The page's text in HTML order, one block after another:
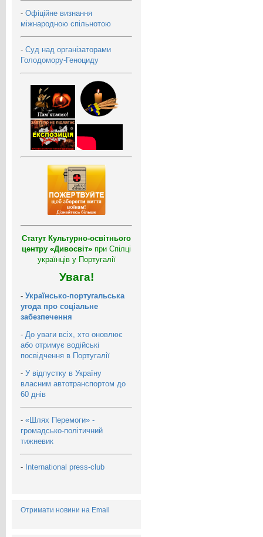
- Офіційне визнання
міжнародною спільнотою
- Суд над організаторами
Голодомору-Геноциду
Статут Культурно-освітнього
центру «Дивосвіт» при Спілці
українців у Португалії
Увага!
- Українсько-португальська
угода про соціальне
забезпечення
- До уваги всіх, хто оновлює
або отримує водійські
посвідчення в Португалії
- У відпустку в Україну
власним автотранспортом до
60 днів
- «Шлях Перемоги» -
громадсько-політичний
тижневик
- International press-club
Отримати новини на Email